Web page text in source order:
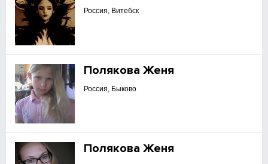
Россия, Витебск
Полякова Женя
Россия, Быково
Полякова Женя